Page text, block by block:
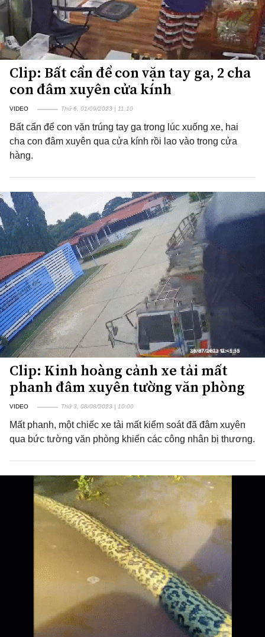
Clip: Bất cẩn để con vặn tay ga, 2 cha
con đâm xuyên cửa kính
VIDEO Thứ 6, 01/09/2023 | 11:10
Bất cẩn để con vặn trúng tay ga trong lúc xuống xe, hai
cha con đâm xuyên qua cửa kính rồi lao vào trong cửa
hàng.
Clip: Kinh hoàng cảnh xe tải mất
phanh đâm xuyên tường văn phòng
VIDEO Thứ 3, 08/08/2023 | 10:00
Mất phanh, một chiếc xe tải mất kiểm soát đã đâm xuyên
qua bức tường văn phòng khiến các công nhân bị thương.